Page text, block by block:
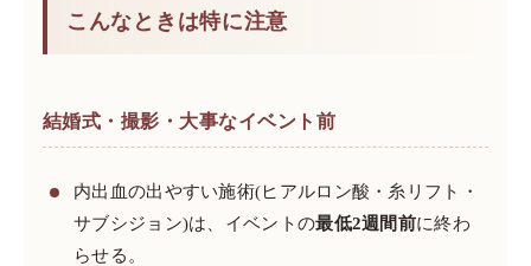
こんなときは特に注意
結婚式・撮影・大事なイベント前
内出血の出やすい施術(ヒアルロン酸・糸リフト・
サブシジョン)は、イベントの最低2週間前に終わ
らせる。